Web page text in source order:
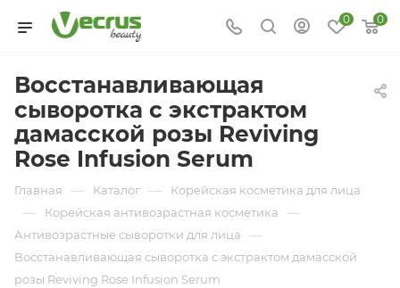
0 0
Восстанавливающая
сыворотка с экстрактом
дамасской розы Reviving
Rose Infusion Serum
Главная — Каталог — Корейская косметика для лица
— Корейская антивозрастная косметика —
Антивозрастные сыворотки для лица —
Восстанавливающая сыворотка с экстрактом дамасской
розы Reviving Rose Infusion Serum